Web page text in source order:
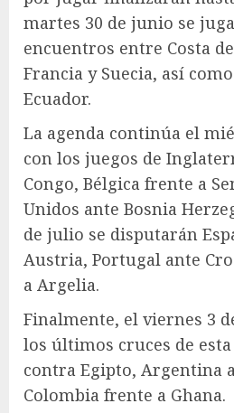
martes 30 de junio se
encuentros entre Costa
Francia y Suecia, así
Ecuador.
La agenda continúa el
con los juegos de
Congo, Bélgica frente a
Unidos ante Bosnia
de julio se disputarán
Austria, Portugal ante
a Argelia.
Finalmente, el viernes 3
los últimos cruces de
contra Egipto, Argentina
Colombia frente a Ghana.